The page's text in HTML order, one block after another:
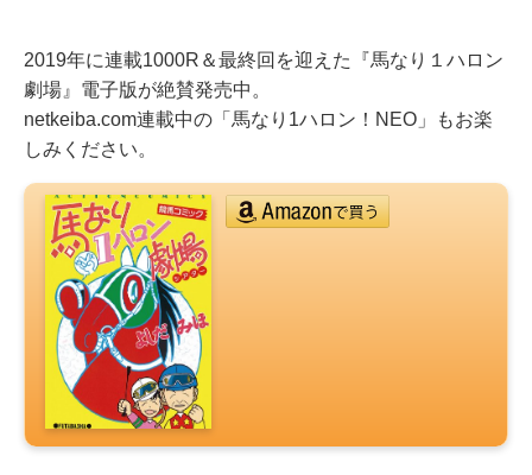
2019年に連載1000R＆最終回を迎えた『馬なり１ハロン
劇場』電子版が絶賛発売中。
netkeiba.com連載中の「馬なり1ハロン！NEO」もお楽
しみください。